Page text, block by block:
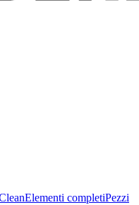
Elementi completiPezzi